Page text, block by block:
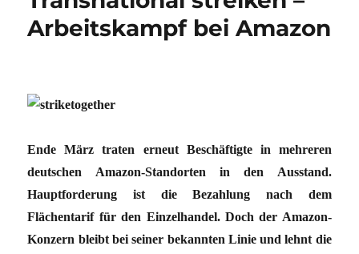
Arbeitskampf bei Amazon
Ende März traten erneut Beschäftigte in mehreren
deutschen Amazon-Standorten in den Ausstand.
Hauptforderung ist die Bezahlung nach dem
Flächentarif für den Einzelhandel. Doch der Amazon-
Konzern bleibt bei seiner bekannten Linie und lehnt die